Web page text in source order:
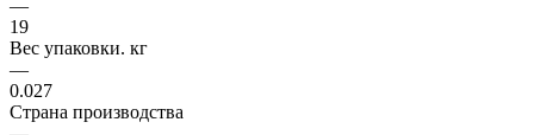
—
19
Вес упаковки. кг
—
0.027
Страна производства